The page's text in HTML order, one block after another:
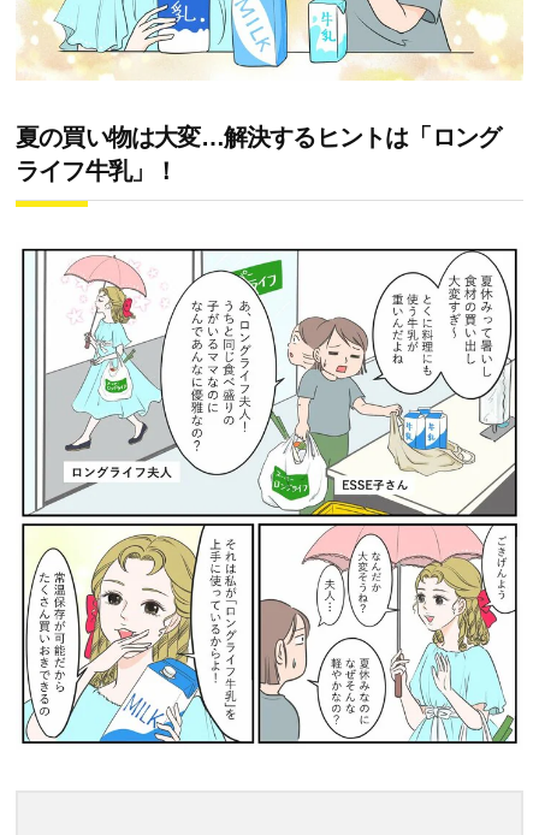
夏の買い物は大変…解決するヒントは「ロング
ライフ牛乳」！